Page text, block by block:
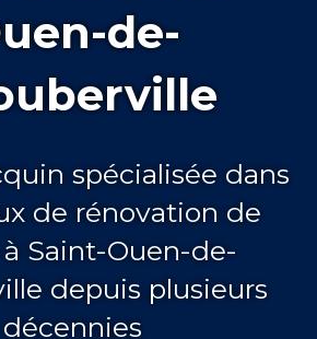
de-
spécialisée dans
de rénovation de
Saint-Ouen-de-
depuis plusieurs
décennies